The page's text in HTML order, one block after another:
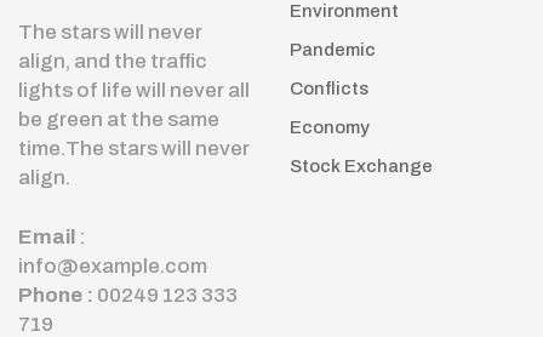
The stars will never
align, and the traffic
lights of life will never all
be green at the same
time.The stars will never
align.
Email :
info@example.com
Phone : 00249 123 333
719
Environment
Pandemic
Conflicts
Economy
Stock Exchange